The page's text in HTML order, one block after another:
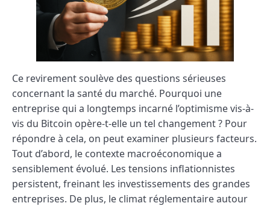
Ce revirement soulève des questions sérieuses
concernant la santé du marché. Pourquoi une
entreprise qui a longtemps incarné l’optimisme vis-à-
vis du Bitcoin opère-t-elle un tel changement ? Pour
répondre à cela, on peut examiner plusieurs facteurs.
Tout d’abord, le contexte macroéconomique a
sensiblement évolué. Les tensions inflationnistes
persistent, freinant les investissements des grandes
entreprises. De plus, le climat réglementaire autour